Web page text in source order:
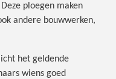
Deze ploegen maken
andere bouwwerken,
het geldende
wiens goed